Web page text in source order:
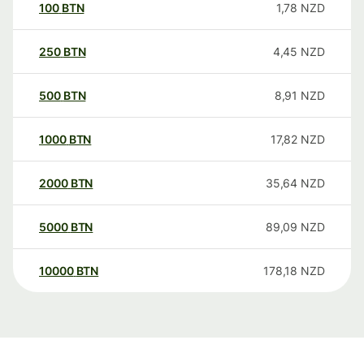
100 BTN 1,78 NZD
250 BTN 4,45 NZD
500 BTN 8,91 NZD
1000 BTN 17,82 NZD
2000 BTN 35,64 NZD
5000 BTN 89,09 NZD
10000 BTN 178,18 NZD